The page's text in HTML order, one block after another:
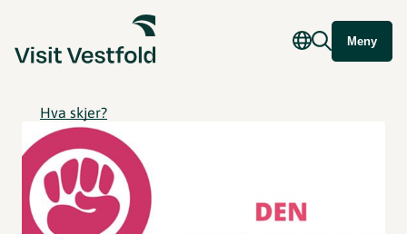
Meny
Hva skjer?